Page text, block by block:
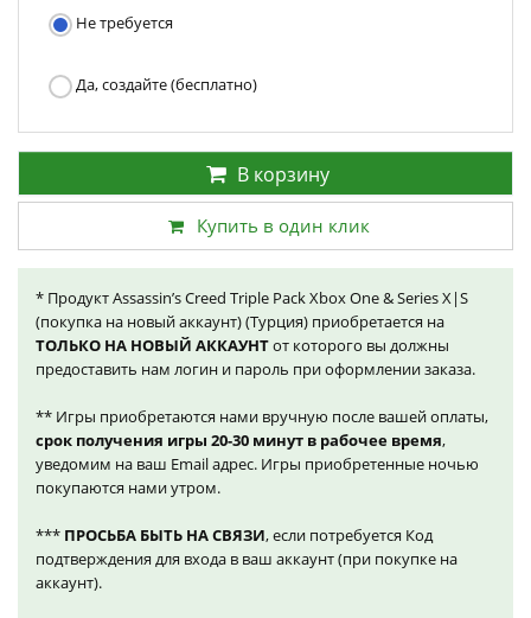
Не требуется
Да, создайте (бесплатно)
В корзину
Купить в один клик
* Продукт Assassin’s Creed Triple Pack Xbox One & Series X|S
(покупка на новый аккаунт) (Турция) приобретается на
ТОЛЬКО НА НОВЫЙ АККАУНТот которого вы должны
предоставить нам логин и пароль при оформлении заказа.
** Игры приобретаются нами вручную после вашей оплаты,
срок получения игры 20-30 минут в рабочее время,
уведомим на ваш Email адрес. Игры приобретенные ночью
покупаются нами утром.
*** ПРОСЬБА БЫТЬ НА СВЯЗИ, если потребуется Код
подтверждения для входа в ваш аккаунт (при покупке на
аккаунт).